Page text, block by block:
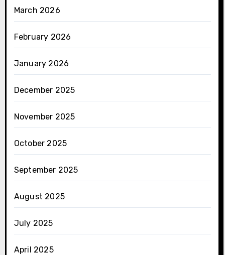
March 2026
February 2026
January 2026
December 2025
November 2025
October 2025
September 2025
August 2025
July 2025
April 2025